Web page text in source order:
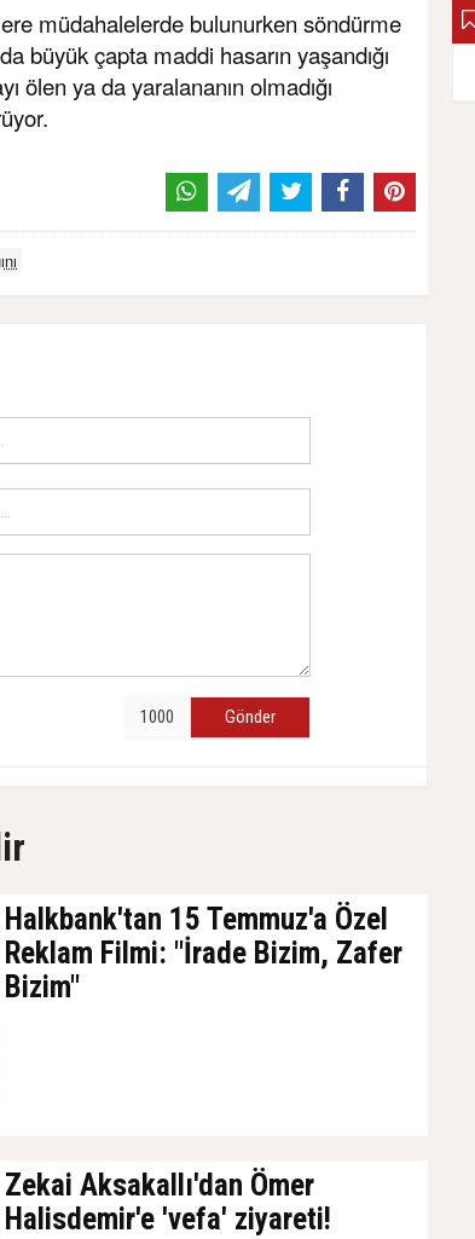
müdahalelerde bulunurken söndürme
büyük çapta maddi hasarın yaşandığı
ölen ya da yaralananın olmadığı
Gönder
Halkbank'tan 15 Temmuz'a Özel
Reklam Filmi: "İrade Bizim, Zafer
Bizim"
Zekai Aksakallı'dan Ömer
Halisdemir'e 'vefa' ziyareti!